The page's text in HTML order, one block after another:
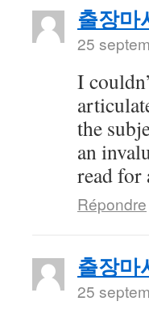
출장마
25
I
the
an
read for
Répondre
출장마
25